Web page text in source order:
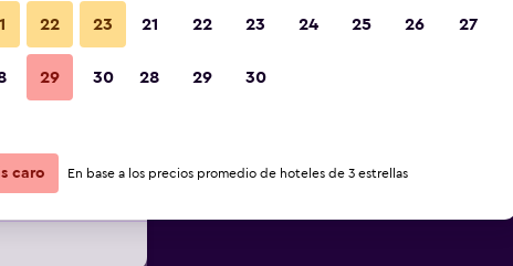
Ver oferta
22 23
29 30
21 22 23 24 25 26 27
28 29 30
caro En base a los precios promedio de hoteles de 3 estrellas